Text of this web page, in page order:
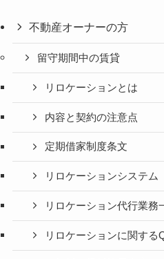
不動産オーナーの方
留守期間中の賃貸
リロケーションとは
内容と契約の注意点
定期借家制度条文
リロケーションシステム
リロケーション代行業務
リロケーションに関する